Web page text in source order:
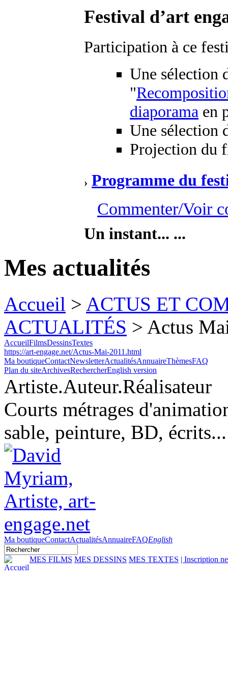
Festival d’art
Participation à ce
Une sélection
"
diaporama en
Une sélection
Projection du
Programme du
Commenter/Voir
Un instant... ...
Mes actualités
Accueil > ACTUS ET
ACTUALITÉS > Actus
AccueilFilmsDessinsTextes
https://art-engage.net/Actus-Mai-2011.html
Ma boutiqueContactNewsletterActualitésAnnuaireThèmesFAQ
Plan du siteArchivesRechercherEnglish version
Artiste.Auteur.Réalisateur
Courts métrages
sable, peinture, BD, écrits...
Ma boutiqueContactActualitésAnnuaireFAQEnglish
MES FILMS MES DESSINS MES TEXTES | Inscription